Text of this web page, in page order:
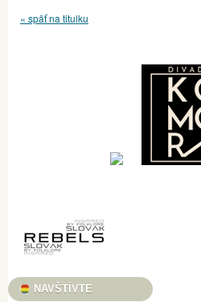
« späť na titulku
NAVŠTÍVTE